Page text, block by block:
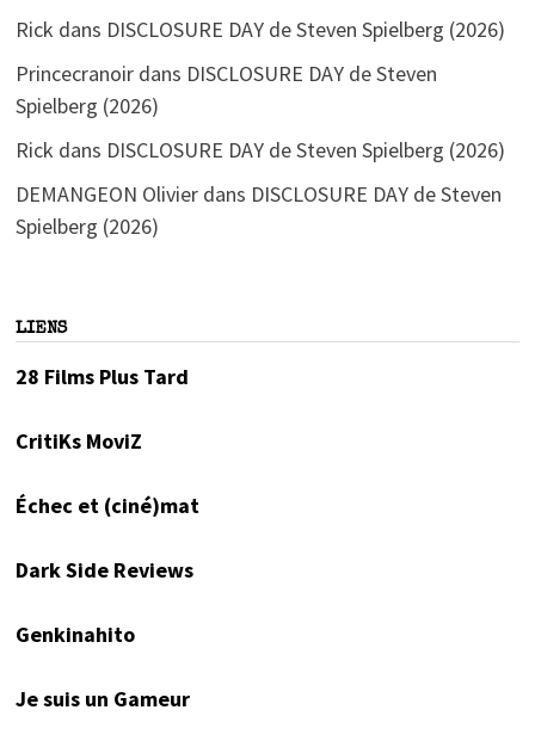
Rick dans DISCLOSURE DAY de Steven Spielberg (2026)
Princecranoirdans DISCLOSURE DAY de Steven
Spielberg (2026)
Rick dans DISCLOSURE DAY de Steven Spielberg (2026)
DEMANGEON Olivierdans DISCLOSURE DAY de Steven
Spielberg (2026)
LIENS
28 Films Plus Tard
CritiKs MoviZ
Échec et (ciné)mat
Dark Side Reviews
Genkinahito
Je suis un Gameur